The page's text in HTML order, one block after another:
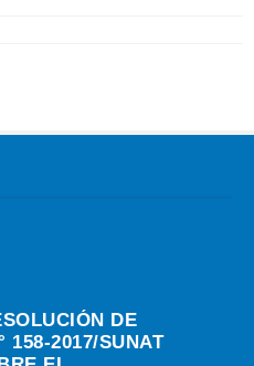
DE
158-2017/SUNAT